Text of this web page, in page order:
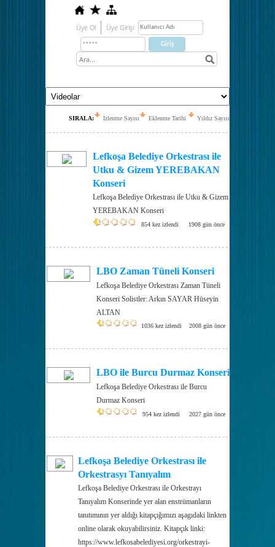
Üye Ol Üye Girişi
SIRALA: İzlenme Sayısı Eklenme Tarihi Yıldız Sayısı
Lefkoşa Belediye Orkestrası ile
Utku & Gizem YEREBAKAN
Konseri
Lefkoşa Belediye Orkestrası ile Utku & Gizem
YEREBAKAN Konseri
854 kez izlendi 1908 gün önce
LBO Zaman Tüneli Konseri
Lefkoşa Belediye Orkestrası Zaman Tüneli
Konseri Solistler: Arkın SAYAR Hüseyin
ALTAN
1036 kez izlendi 2008 gün önce
LBO ile Burcu Durmaz Konseri
Lefkoşa Belediye Orkestrası ile Burcu
Durmaz Konseri
954 kez izlendi 2027 gün önce
Lefkoşa Belediye Orkestrası ile
Orkestrasyı Tanıyalım
Lefkoşa Belediye Orkestrası ile Orkestrayı
Tanıyalım Konserinde yer alan enstrümanların
tanıtımının yer aldığı kitapçığımızı aşagıdaki linkten
online olarak okuyabilirsiniz. Kitapçık linki:
https://www.lefkosabelediyesi.org/orkestrayi-